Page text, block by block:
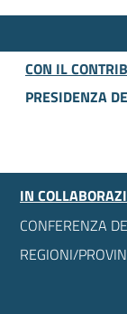
CON IL
PRESIDENZA
IN
CONFERENZA
REGIONI/